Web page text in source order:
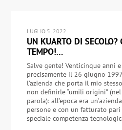
LUGLIO 5, 2022
UN KUARTO DI SECOLO?
TEMPO!…
Salve gente! Venticinque anni
precisamente il 26 giugno
l’azienda che porta il mio
non definirle “umili origini”
parola): all’epoca era
persone e con un fatturato pari
speciale competenza